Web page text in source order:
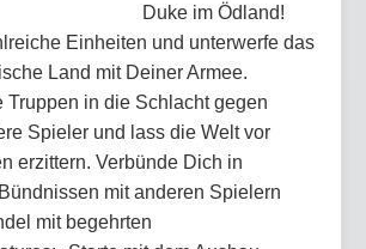
Duke im Ödland!
Einheiten und unterwerfe das
Land mit Deiner Armee.
Truppen in die Schlacht gegen
Spieler und lass die Welt vor
erzittern. Verbünde Dich in
mit anderen Spielern
mit begehrten